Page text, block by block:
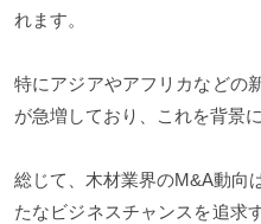
れます。
特にアジアやアフリカなどの
が急増しており、これを背景
総じて、木材業界のM&A動向
たなビジネスチャンスを追求